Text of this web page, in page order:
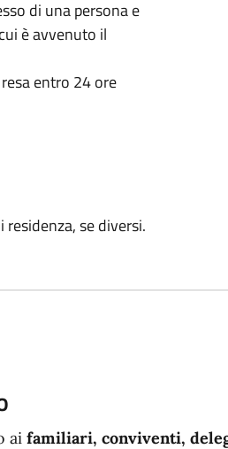
di una persona e
è avvenuto il
entro 24 ore
se diversi.
ai familiari, conviventi,